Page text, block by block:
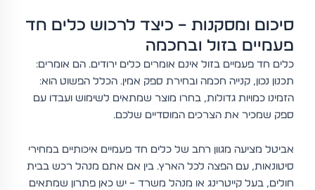
סיכום ומסקנות – כיצד לרכוש כלים חד
פעמיים בזול ובחכמה
כלים חד פעמיים בזול אינם אומרים כלים ירודים. הם אומרים:
תכנון נכון, קנייה חכמה ובחירת ספק אמין. הכלל הפשוט הוא:
הזמינו כמויות גדולות, בחרו מוצר שמתאים לשימוש ועבדו עם
ספק שמכיר את הצרכים המוסדיים שלכם.
אביטל מציעה מגוון רחב של כלים חד פעמיים איכותיים במחירי
סיטונאות, עם הפצה לכל הארץ. בין אם אתם מנהל רכש בבית
חולים, בעל קייטרינג או מנהל משרד – יש כאן פתרון שמתאים